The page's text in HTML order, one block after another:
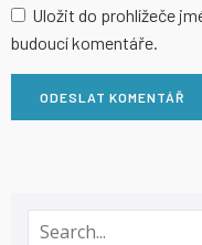
Uložit do prohlížeče
budoucí komentáře.